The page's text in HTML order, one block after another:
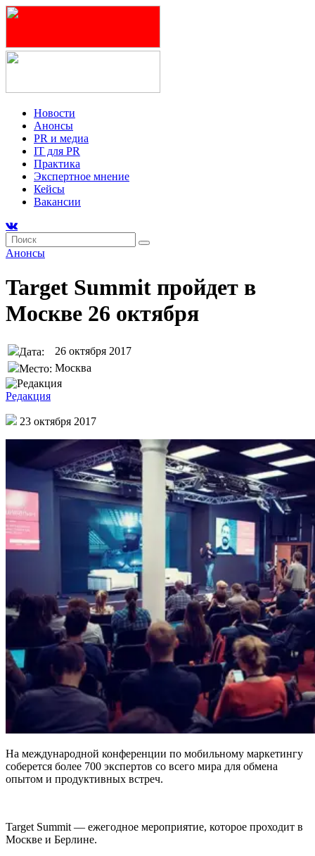
Новости
Анонсы
PR и медиа
IT для PR
Практика
Экспертное мнение
Кейсы
Вакансии
Анонсы
Target Summit пройдет в
Москве 26 октября
Дата:
26 октября 2017
Место: Москва
Редакция
23 октября 2017
На международной конференции по мобильному маркетингу
соберется более 700 экспертов со всего мира для обмена
опытом и продуктивных встреч.
Target Summit — ежегодное мероприятие, которое проходит в
Москве и Берлине.